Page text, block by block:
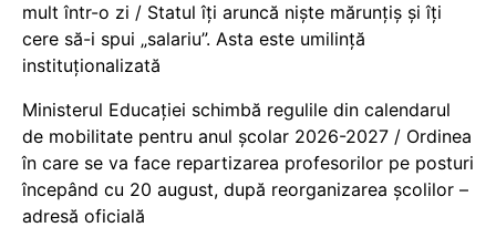
mult într-o zi / Statul îți aruncă niște mărunțiș și îți
cere să-i spui „salariu”. Asta este umilință
instituționalizată
Ministerul Educației schimbă regulile din calendarul
de mobilitate pentru anul școlar 2026-2027 / Ordinea
în care se va face repartizarea profesorilor pe posturi
începând cu 20 august, după reorganizarea școlilor –
adresă oficială